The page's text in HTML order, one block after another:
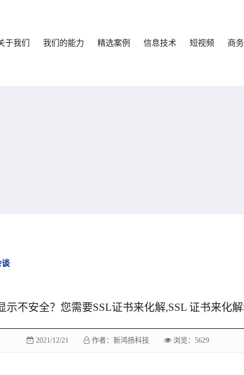
于我们 我们的能力
精选案例
信息技术
短视频 商
谈
示不安全？您需要SSL证书来化解,SSL 证书来化
2021/12/21 作者：新鸿扬科技 浏览：5629